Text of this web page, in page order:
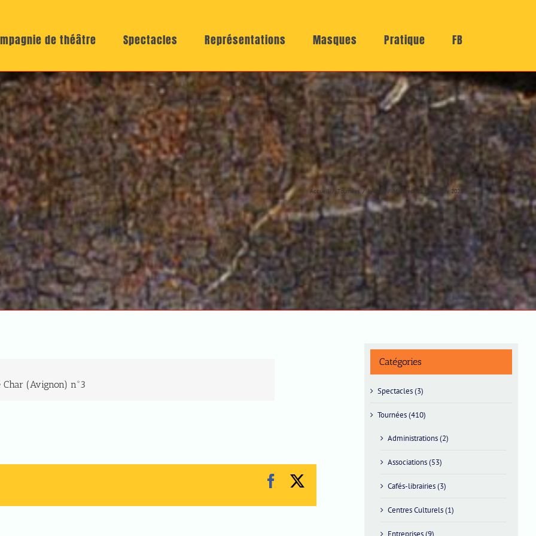
de théâtre Spectacles Représentations Masques Pratique FB
Accueil Tournées Lycées Mercredi 22 novembre 2023
Char (Avignon) n°3
Facebook
Catégories
Spectacles (3)
Tournées (410)
Administrations (2)
Associations (53)
Cafés-librairies (3)
Centres Culturels (1)
Entreprises (9)